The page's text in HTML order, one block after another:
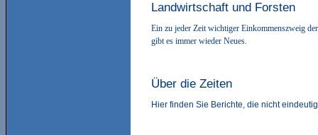
Landwirtschaft und Forsten
Ein zu jeder Zeit wichtiger Einkommenszweig
gibt es immer wieder Neues.
Über die Zeiten
Hier finden Sie Berichte, die nicht